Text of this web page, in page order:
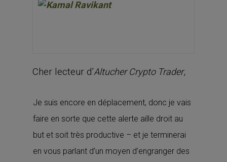
Cher lecteur d’Altucher Crypto Trader,
Je suis encore en déplacement, donc je vais
faire en sorte que cette alerte aille droit au
but et soit très productive – et je terminerai
en vous parlant d’un moyen d’engranger des